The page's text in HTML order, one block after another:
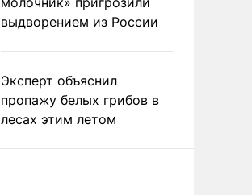
выдворением из России
Эксперт объяснил
пропажу белых грибов в
лесах этим летом